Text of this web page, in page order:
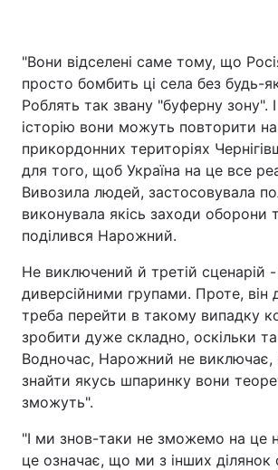
"Вони відселені саме тому, що
просто бомбить ці села без будь-
Роблять так звану "буферну зону".
історію вони можуть повторити на
прикордонних територіях
для того, щоб Україна на це все
Вивозила людей, застосовувала
виконувала якісь заходи оборони
поділився Нарожний.
Не виключений й третій сценарій
диверсійними групами. Проте, він
треба перейти в такому випадку
зробити дуже складно, оскільки
Водночас, Нарожний не
знайти якусь шпаринку вони
зможуть".
"І ми знов-таки не зможемо на це
це означає, що ми з інших ділянок